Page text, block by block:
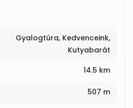
Gyalogtúra Kedvenceink
Kutyabarát
14.5 km
507 m